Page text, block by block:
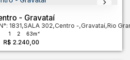
- Gravataí
R$ 2.240,00
1831,SALA 302,Centro ,Gravataí,Rio
1 2 63m²